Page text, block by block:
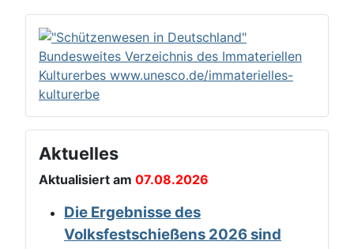
Aktuelles
Aktualisiert am 07.08.2026
Die Ergebnisse des
Volksfestschießens 2026 sind